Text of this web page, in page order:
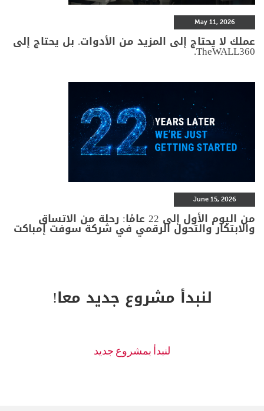
May 11, 2026
عملك لا يحتاج إلى المزيد من الأدوات. بل يحتاج إلى
TheWALL360.
June 15, 2026
من اليوم الأول إلى 22 عامًا: رحلة من الاتساق
والابتكار والتحول الرقمي في شركة سوفت إمباكت
لنبدأ مشروع جديد معا!